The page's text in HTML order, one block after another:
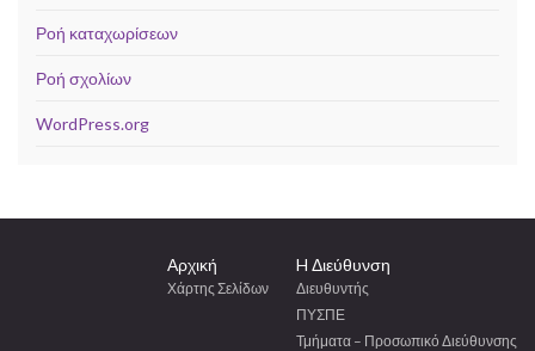
Ροή καταχωρίσεων
Ροή σχολίων
WordPress.org
Αρχική
Χάρτης Σελίδων
H Διεύθυνση
Διευθυντής
ΠΥΣΠΕ
Τμήματα – Προσωπικό Διεύθυνσης